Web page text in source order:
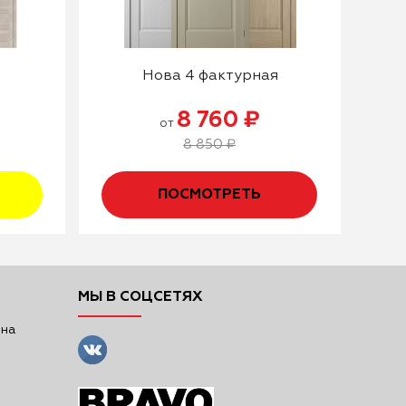
Нова 4 фактурная
от 8 760 ₽
8 850 ₽
ПОСМОТРЕТЬ
МЫ В СОЦСЕТЯХ